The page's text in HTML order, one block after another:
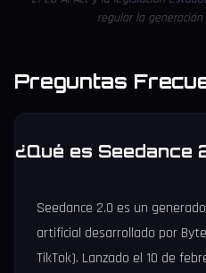
regular la
Preguntas
¿Qué es Seedance
Seedance 2.0 es un
artificial desarrollado por
TikTok). Lanzado el 10 de